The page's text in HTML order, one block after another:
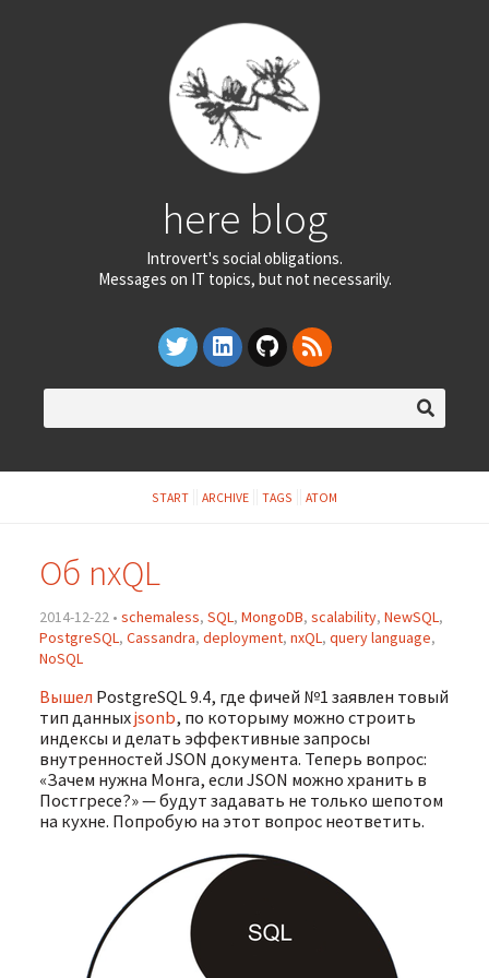
here blog
Introvert's social obligations.
Messages on IT topics, but not necessarily.
START ARCHIVE TAGS ATOM
Об nxQL
2014-12-22 • schemaless, SQL, MongoDB, scalability, NewSQL,
PostgreSQL, Cassandra, deployment, nxQL, query language,
NoSQL
ВышелPostgreSQL 9.4, где фичей №1 заявлен товый
тип данныхjsonb, по которыму можно строить
индексы и делать эффективные запросы
внутренностей JSON документа. Теперь вопрос:
«Зачем нужна Монга, если JSON можно хранить в
Постгресе?» — будут задавать не только шепотом
на кухне. Попробую на этот вопрос неответить.